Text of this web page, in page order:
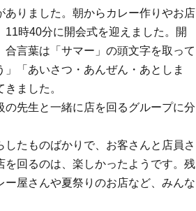
りました。朝からカレー作りやお店
時40分に開会式を迎えました。開
言葉は「サマー」の頭文字を取って
「あいさつ・あんぜん・あとしま
ました。
先生と一緒に店を回るグループに分
たものばかりで、お客さんと店員さ
回るのは、楽しかったようです。残
屋さんや夏祭りのお店など、みんな